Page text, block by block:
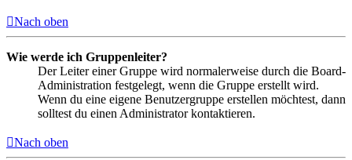
Nach oben
Wie werde ich Gruppenleiter?
Der Leiter einer Gruppe wird normalerweise durch die Board-
Administration festgelegt, wenn die Gruppe erstellt wird.
Wenn du eine eigene Benutzergruppe erstellen möchtest, dann
solltest du einen Administrator kontaktieren.
Nach oben